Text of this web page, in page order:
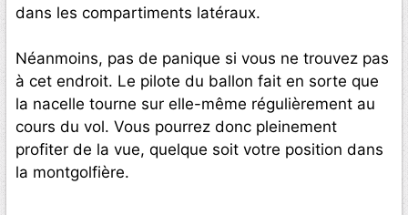
dans les compartiments latéraux.
Néanmoins, pas de panique si vous ne trouvez pas
à cet endroit. Le pilote du ballon fait en sorte que
la nacelle tourne sur elle-même régulièrement au
cours du vol. Vous pourrez donc pleinement
profiter de la vue, quelque soit votre position dans
la montgolfière.